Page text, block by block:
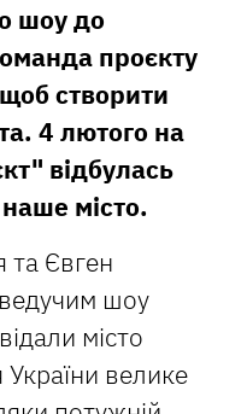
шоу до
проєкту
створити
4 лютого на
відбулась
місто.
та Євген
шоу
місто
велике